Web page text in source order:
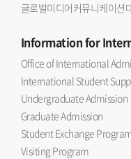
글로벌미디어커뮤니케이션
Informationfor
Office of International
International Student
Undergraduate Admission
Graduate Admission
Student Exchange
Visiting Program